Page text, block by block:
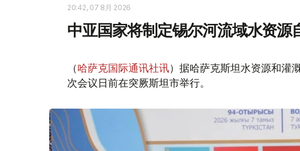
20:42, 07 8月 2026
中亚国家将制定锡尔河流域水资源
（哈萨克国际通讯社讯）据哈萨克斯坦水资源和灌
次会议日前在突厥斯坦市举行。